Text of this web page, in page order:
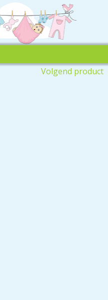
Volgend product